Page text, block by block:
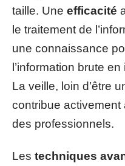
taille. Une efficacité
le traitement de
une connaissance
l’information brute
La veille, loin d’être
contribue activement
des professionnels.
Les techniques